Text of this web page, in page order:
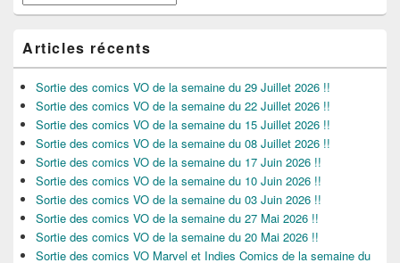
Articles récents
Sortie des comics VO de la semaine du 29 Juillet 2026 !!
Sortie des comics VO de la semaine du 22 Juillet 2026 !!
Sortie des comics VO de la semaine du 15 Juillet 2026 !!
Sortie des comics VO de la semaine du 08 Juillet 2026 !!
Sortie des comics VO de la semaine du 17 Juin 2026 !!
Sortie des comics VO de la semaine du 10 Juin 2026 !!
Sortie des comics VO de la semaine du 03 Juin 2026 !!
Sortie des comics VO de la semaine du 27 Mai 2026 !!
Sortie des comics VO de la semaine du 20 Mai 2026 !!
Sortie des comics VO Marvel et Indies Comics de la semaine du